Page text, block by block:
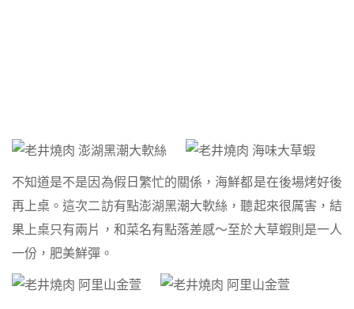
不知道是不是因為假日繁忙的關係，海鮮都是在後場烤好後
再上桌。這次二訪有點澎湖黑潮大軟絲，聽起來很厲害，結
果上桌只有兩片，和菜名有點落差感～至於大草蝦則是一人
一份，肥美鮮彈。